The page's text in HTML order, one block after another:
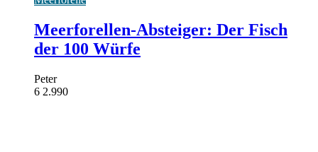
Meerforellen-Absteiger: Der Fisch
der 100 Würfe
Peter
6 2.990